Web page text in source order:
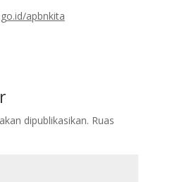
apbnkita
dipublikasikan. Ruas